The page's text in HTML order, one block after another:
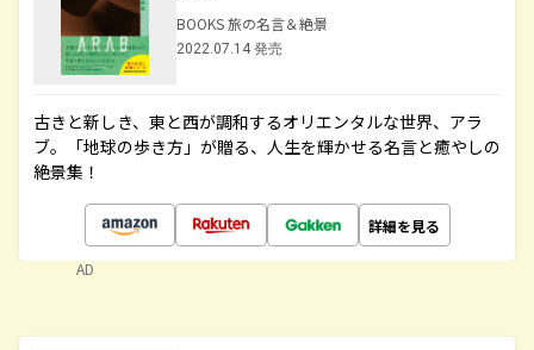
BOOKS 旅の名言＆絶景
2022.07.14 発売
古きと新しき、東と西が調和するオリエンタルな世界、アラ
ブ。「地球の歩き方」が贈る、人生を輝かせる名言と癒やしの
絶景集！
詳細を見る
AD